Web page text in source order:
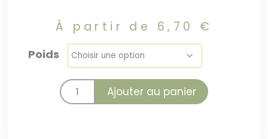
À partir de 6,70 €
Poids
Ajouter au panier